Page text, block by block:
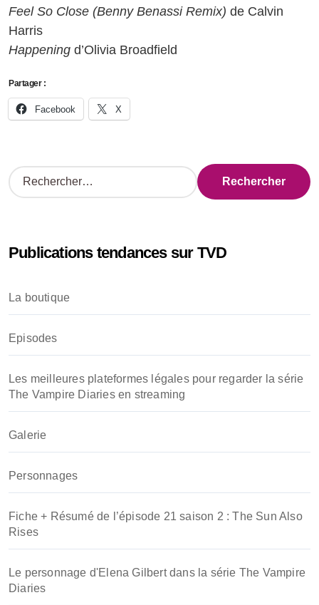
Feel So Close (Benny Benassi Remix) de Calvin
Harris
Happening d’Olivia Broadfield
Partager :
Facebook X
R
e
r
e
r
:
Publications tendances sur TVD
La boutique
Episodes
Les meilleures plateformes légales pour regarder la série
The Vampire Diaries en streaming
Galerie
Personnages
Fiche + Résumé de l’épisode 21 saison 2 : The Sun Also
Rises
Le personnage d'Elena Gilbert dans la série The Vampire
Diaries